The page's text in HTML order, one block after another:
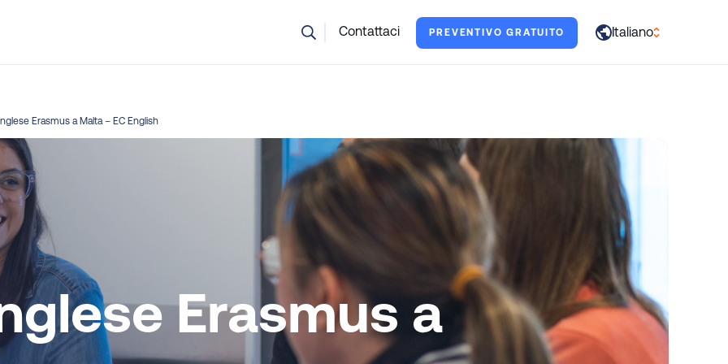
Contattaci PREVENTIVO GRATUITO Italiano
Deutsch
Italiano
日本語
Português
Русский
Español
Erasmus a Malta – EC English
Erasmus a